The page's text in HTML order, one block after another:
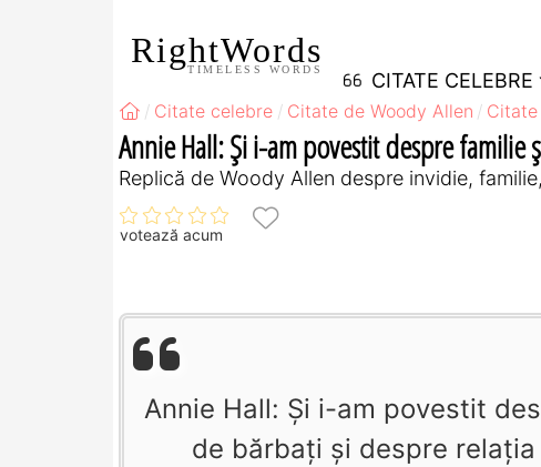
RightWords
TIMELESS WORDS CITATE CELEBRE
Citate celebre Citate de Woody Allen
Annie Hall: Şi i-am povestit despre familie
Replică de Woody Allen despre invidie,
votează acum
Annie Hall: Şi i-am povestit
de bărbaţi şi despre